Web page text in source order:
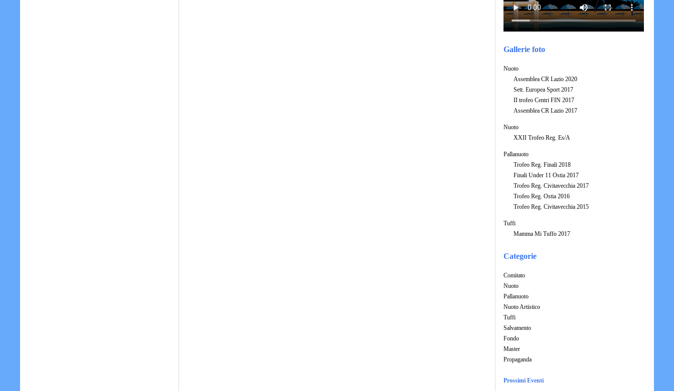
Gallerie foto
Nuoto
Assemblea CR Lazio 2020
Sett. Europea Sport 2017
II trofeo Centri FIN 2017
Assemblea CR Lazio 2017
Nuoto
XXII Trofeo Reg. Es/A
Pallanuoto
Trofeo Reg. Finali 2018
Finali Under 11 Ostia 2017
Trofeo Reg. Civitavecchia 2017
Trofeo Reg. Ostia 2016
Trofeo Reg. Civitavecchia 2015
Tuffi
Mamma Mi Tuffo 2017
Categorie
Comitato
Nuoto
Pallanuoto
Nuoto Artistico
Tuffi
Salvamento
Fondo
Master
Propaganda
Prossimi Eventi